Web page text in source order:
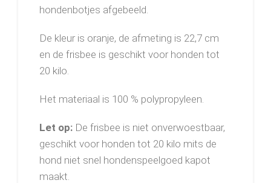
hondenbotjes afgebeeld.
De kleur is oranje, de afmeting is 22,7 cm
en de frisbee is geschikt voor honden tot
20 kilo.
Het materiaal is 100 % polypropyleen.
Let op: De frisbee is niet onverwoestbaar,
geschikt voor honden tot 20 kilo mits de
hond niet snel hondenspeelgoed kapot
maakt.